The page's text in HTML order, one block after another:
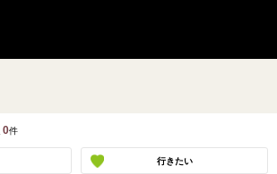
0件
行きたい